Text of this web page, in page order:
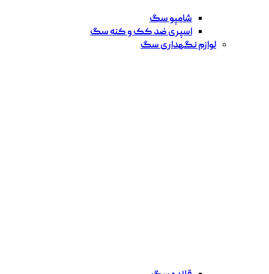
شامپو سگ
اسپری ضد کک و کنه سگ
لوازم نگهداری سگ